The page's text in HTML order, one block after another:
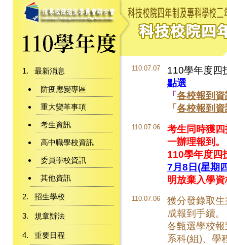
最新消息
防疫應變專區
重大變革事項
考生資訊
高中職學校資訊
委員學校資訊
其他資訊
招生學校
規章辦法
重要日程
110.07.07
110學年度四
點選
「各校報到
「各校報到
110.07.06
考生同時獲
一辦理報到。
110學年度四
7月8日(星期
明放棄入學
110.07.06
獲分發錄取
成報到手續。
各甄選學校
系科(組)、學